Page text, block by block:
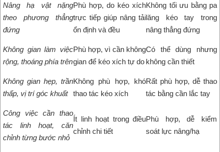
Nâng hạ vật nặng
theo phương thẳng
đứng
Phù hợp, do kéo xích
trực tiếp giúp nâng tải
ổn định và đều
Không tối ưu bằng pa
lăng kéo tay trong
nâng thẳng đứng
Không gian làm việc
rộng, thoáng phía trên
Phù hợp, vì cần không
gian để kéo xích tự do
Có thể dùng nhưng
không cần thiết
Không gian hẹp, trần
thấp, vị trí góc khuất
Không phù hợp, khó
thao tác kéo xích
Rất phù hợp, dễ thao
tác bằng cần lắc tay
Công việc cần thao
tác linh hoạt, căn
chỉnh từng bước nhỏ
Ít linh hoạt trong điều
chỉnh chi tiết
Phù hợp, dễ kiểm
soát lực nâng/hạ